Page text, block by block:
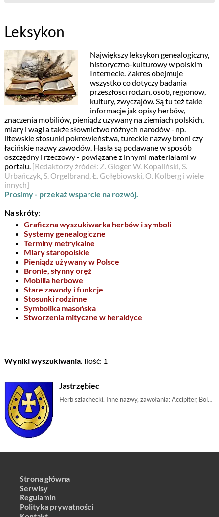
Leksykon
Największy leksykon genealogiczny,
historyczno-kulturowy w polskim
Internecie. Zakres obejmuje
wszystko co dotyczy badania
przeszłości rodzin, osób, regionów,
kultury, zwyczajów. Są tu też takie
informacje jak opisy herbów,
znaczenia mobiliów, pieniądz używany na ziemiach polskich,
miary i wagi a także słownictwo różnych narodów - np.
litewskie stosunki pokrewieństwa, tureckie nazwy broni czy
łacińskie nazwy zawodów. Hasła są podawane w sposób
oszczędny i rzeczowy - powiązane z innymi materiałami w
portalu. [Redaktorzy źródeł: Z. Gloger, W. Kopaliński, S.
Urbańczyk, S. Orgelbrand, Ł. Gołębiowski, O. Kolberg i wiele
innych]
Prosimy - przekaż wsparcie na rozwój.
Na skróty:
Graficzna wyszukiwarka herbów i symboli
Systemy genealogiczne
Terminy metrykalne
Miary staropolskie
Pieniądz używany w Polsce
Bronie, słynny oręż
Mobilia herbowe
Stare zawody i funkcje
Stosunki rodzinne
Symbolika masońska
Stworzenia mityczne w heraldyce
Wyniki wyszukiwania. Ilość: 1
Jastrzębiec
Herb szlachecki. Inne nazwy, zawołania: Accipiter, Bolesta, Boleścic, Jastrząb, Jastrząbek, Kamiona, Łzęka, Lubrza, Nagody, Nagórę, ZarazyW polu błęki | m_krzyżkotwica, m_krzyż, m_podkowa, m_krzykawalerski, m_błękit
Strona główna
Serwisy
Regulamin
Polityka prywatności